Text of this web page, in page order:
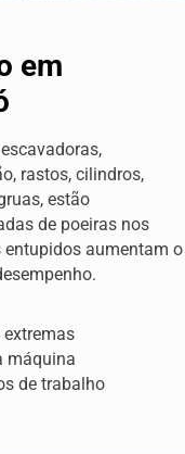
em
rastos, cilindros,
estão
de poeiras nos
entupidos aumentam o
máquina
de trabalho